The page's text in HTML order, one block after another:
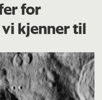
for
kjenner til